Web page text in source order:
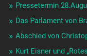
Pressetermin
Das Parlament von
Abschied von
Kurt Eisner und